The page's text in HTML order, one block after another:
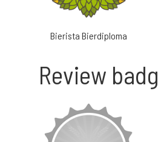
Bierista Bierdiploma
Review